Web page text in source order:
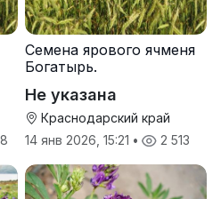
Семена ярового ячменя
Богатырь.
Не указана
Краснодарский край
14 янв 2026, 15:21 • 2 513